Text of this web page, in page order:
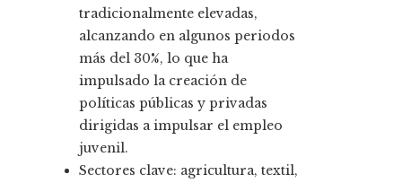
tradicionalmente elevadas,
alcanzando en algunos periodos
más del 30%, lo que ha
impulsado la creación de
políticas públicas y privadas
dirigidas a impulsar el empleo
juvenil.
Sectores clave: agricultura, textil,